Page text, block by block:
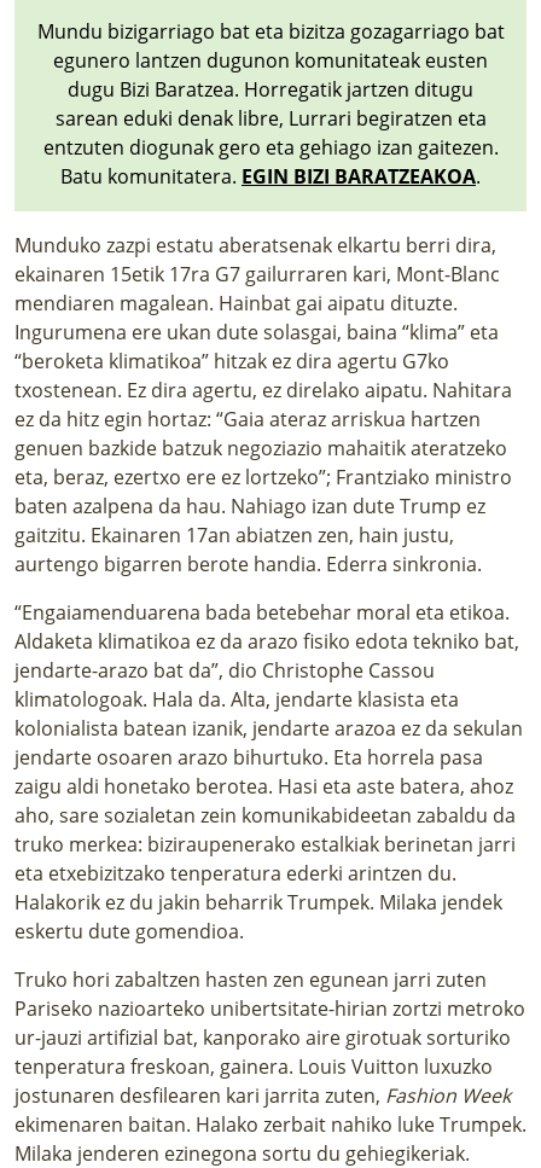
LURRAREN AGENDA
AZOKA
Mundu bizigarriago bat eta bizitza gozagarriago bat
egunero lantzen dugunon komunitateak eusten
dugu Bizi Baratzea. Horregatik jartzen ditugu
sarean eduki denak libre, Lurrari begiratzen eta
entzuten diogunak gero eta gehiago izan gaitezen.
Batu komunitatera. EGIN BIZI BARATZEAKOA.
Munduko zazpi estatu aberatsenak elkartu berri dira,
ekainaren 15etik 17ra G7 gailurraren kari, Mont-Blanc
mendiaren magalean. Hainbat gai aipatu dituzte.
Ingurumena ere ukan dute solasgai, baina “klima” eta
“beroketa klimatikoa” hitzak ez dira agertu G7ko
txostenean. Ez dira agertu, ez direlako aipatu. Nahitara
ez da hitz egin hortaz: “Gaia ateraz arriskua hartzen
genuen bazkide batzuk negoziazio mahaitik ateratzeko
eta, beraz, ezertxo ere ez lortzeko”; Frantziako ministro
baten azalpena da hau. Nahiago izan dute Trump ez
gaitzitu. Ekainaren 17an abiatzen zen, hain justu,
aurtengo bigarren berote handia. Ederra sinkronia.
“Engaiamenduarena bada betebehar moral eta etikoa.
Aldaketa klimatikoa ez da arazo fisiko edota tekniko bat,
jendarte-arazo bat da”, dio Christophe Cassou
klimatologoak. Hala da. Alta, jendarte klasista eta
kolonialista batean izanik, jendarte arazoa ez da sekulan
jendarte osoaren arazo bihurtuko. Eta horrela pasa
zaigu aldi honetako berotea. Hasi eta aste batera, ahoz
aho, sare sozialetan zein komunikabideetan zabaldu da
truko merkea: biziraupenerako estalkiak berinetan jarri
eta etxebizitzako tenperatura ederki arintzen du.
Halakorik ez du jakin beharrik Trumpek. Milaka jendek
eskertu dute gomendioa.
Truko hori zabaltzen hasten zen egunean jarri zuten
Pariseko nazioarteko unibertsitate-hirian zortzi metroko
ur-jauzi artifizial bat, kanporako aire girotuak sorturiko
tenperatura freskoan, gainera. Louis Vuitton luxuzko
jostunaren desfilearen kari jarrita zuten, Fashion Week
ekimenaren baitan. Halako zerbait nahiko luke Trumpek.
Milaka jenderen ezinegona sortu du gehiegikeriak.